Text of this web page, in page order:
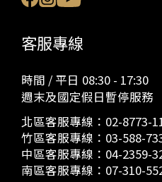
客服專線
時間 / 平日 08:30 - 17:30
週末及國定假日暫停服務
北區客服專線： 02-8773-
竹區客服專線： 03-588-
中區客服專線： 04-2359-
南區客服專線： 07-310-